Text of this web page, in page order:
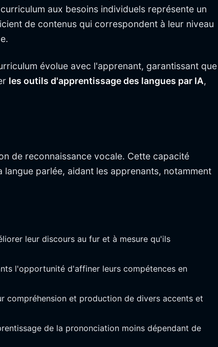
aux besoins individuels représente un
de contenus qui correspondent à leur niveau
évolue avec l'apprenant, garantissant que
les outils d'apprentissage des langues par IA,
de reconnaissance vocale. Cette capacité
parlée, aidant les apprenants, notamment
leur discours au fur et à mesure qu'ils
l'opportunité d'affiner leurs compétences en
compréhension et production de divers accents et
de la prononciation moins dépendant de